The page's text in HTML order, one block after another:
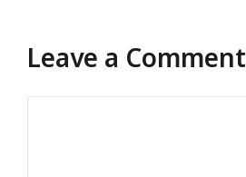
Leave a Comment